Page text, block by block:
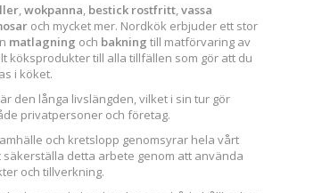
,wokpanna, bestick rostfritt,vassa
och mycket mer. Nordkök erbjuder ett stor
matlagning och bakning till matförvaring av
köksprodukter till alla tillfällen som gör att du
i köket.
den långa livslängden, vilket i sin tur gör
privatpersoner och företag.
och kretslopp genomsyrar hela vårt
detta arbete genom att använda
och tillverkning.